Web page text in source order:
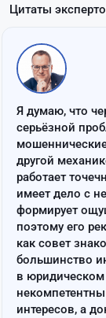
Цитаты
Я думаю, что
серьёзной
другой
работает
имеет дело с
формирует
поэтому его
как совет
большинство
в
интересов, а